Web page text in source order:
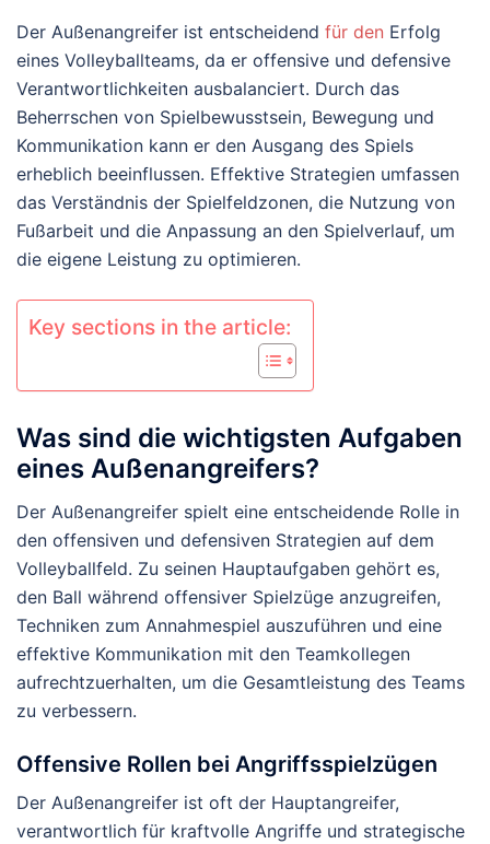
Der Außenangreifer ist entscheidend für den Erfolg
eines Volleyballteams, da er offensive und defensive
Verantwortlichkeiten ausbalanciert. Durch das
Beherrschen von Spielbewusstsein, Bewegung und
Kommunikation kann er den Ausgang des Spiels
erheblich beeinflussen. Effektive Strategien umfassen
das Verständnis der Spielfeldzonen, die Nutzung von
Fußarbeit und die Anpassung an den Spielverlauf, um
die eigene Leistung zu optimieren.
Key sections in the article:
Was sind die wichtigsten Aufgaben
eines Außenangreifers?
Der Außenangreifer spielt eine entscheidende Rolle in
den offensiven und defensiven Strategien auf dem
Volleyballfeld. Zu seinen Hauptaufgaben gehört es,
den Ball während offensiver Spielzüge anzugreifen,
Techniken zum Annahmespiel auszuführen und eine
effektive Kommunikation mit den Teamkollegen
aufrechtzuerhalten, um die Gesamtleistung des Teams
zu verbessern.
Offensive Rollen bei Angriffsspielzügen
Der Außenangreifer ist oft der Hauptangreifer,
verantwortlich für kraftvolle Angriffe und strategische